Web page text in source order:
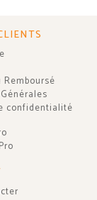
confidentialité